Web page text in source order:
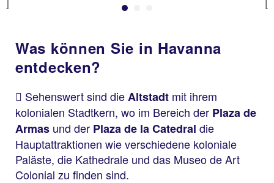
Previous
Was können Sie in Havanna
entdecken?
Sehenswert sind dieAltstadt mit ihrem
kolonialen Stadtkern, wo im Bereich der Plaza de
Armas und der Plaza de la Catedral die
Hauptattraktionen wie verschiedene koloniale
Paläste, die Kathedrale und das Museo de Art
Colonial zu finden sind.